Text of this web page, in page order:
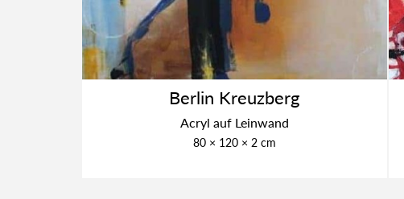
Ber­lin Kreuz­berg
Acryl auf Lein­wand
80 × 120 × 2 cm